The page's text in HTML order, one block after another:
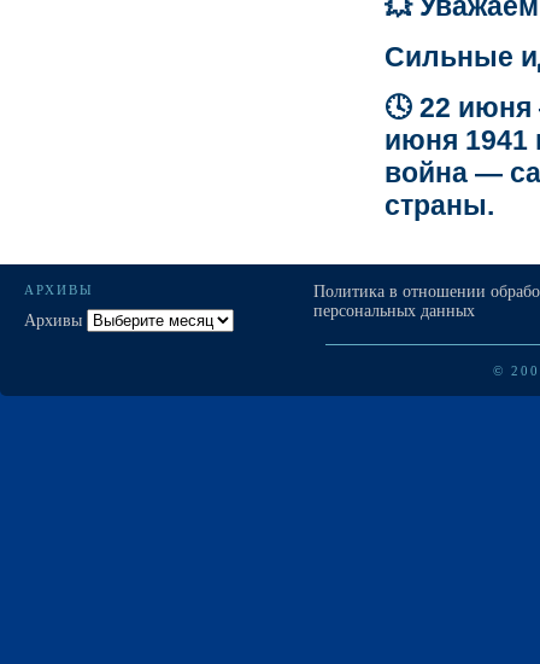
💥
Сильные
🕓 22 июня
июня 1941
война —
страны.
АРХИВЫ
Архивы
Политика в отношении
персональных данных
©